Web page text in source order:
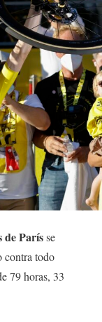
de Parísse
contra todo
79 horas, 33